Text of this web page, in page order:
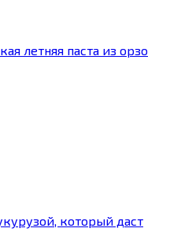
летняя паста из орзо
который даст